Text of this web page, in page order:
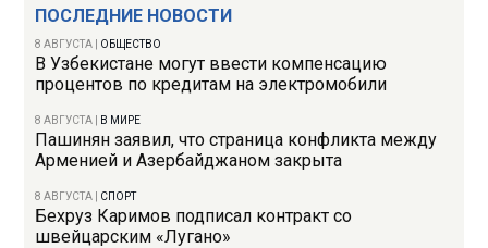
ПОСЛЕДНИЕ НОВОСТИ
8 АВГУСТА ОБЩЕСТВО
В Узбекистане могут ввести компенсацию
процентов по кредитам на электромобили
8 АВГУСТА В МИРЕ
Пашинян заявил, что страница конфликта между
Арменией и Азербайджаном закрыта
8 АВГУСТА СПОРТ
Бехруз Каримов подписал контракт со
швейцарским «Лугано»